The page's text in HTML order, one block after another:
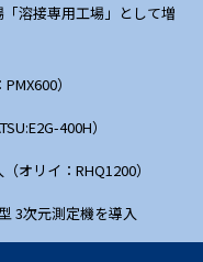
溶接専用工場」として増
）
400H）
オリイ：RHQ1200）
3次元測定機を導入